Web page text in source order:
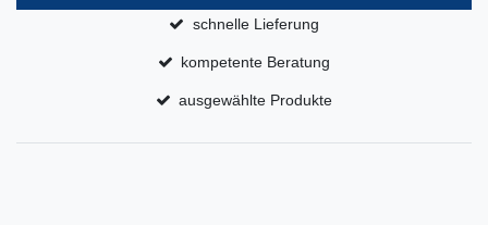
schnelle Lieferung
kompetente Beratung
ausgewählte Produkte